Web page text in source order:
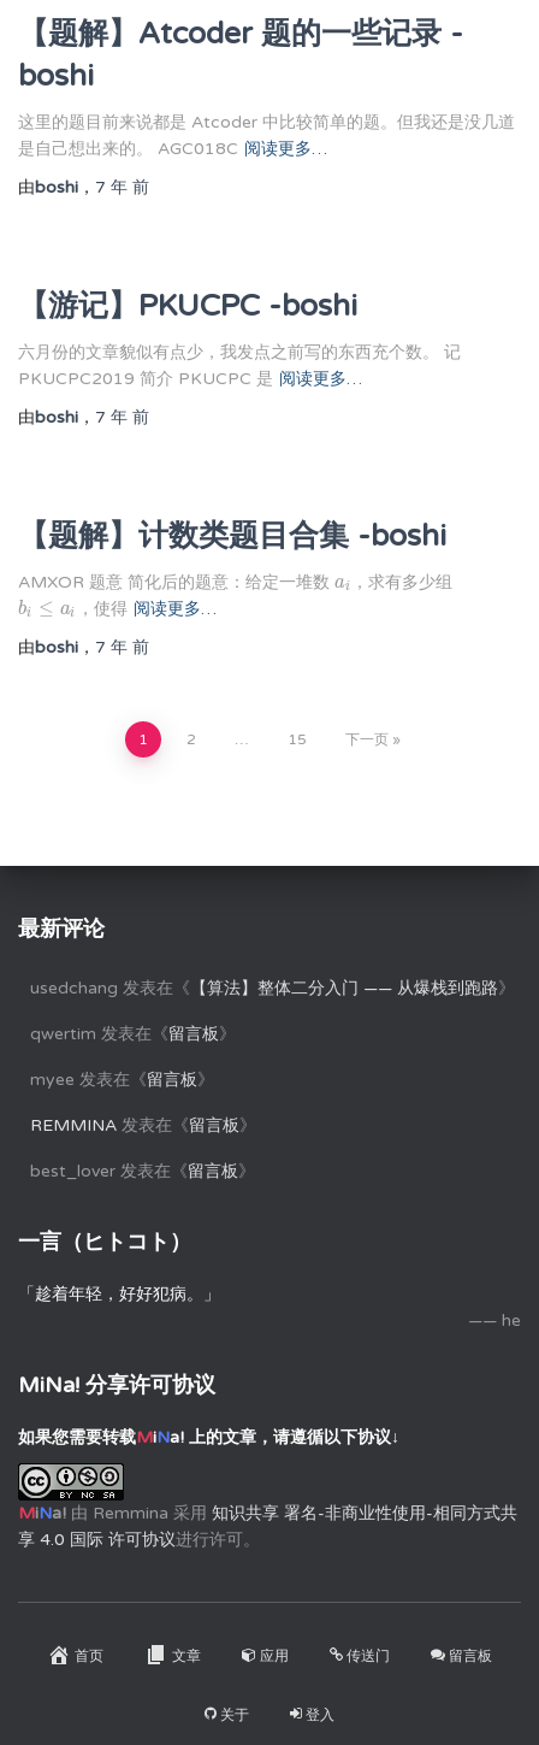
【题解】Atcoder 题的一些记录 -
boshi
这里的题目前来说都是 Atcoder 中比较简单的题。但我还是没几道
是自己想出来的。 AGC018C 阅读更多…
由boshi ， 7 年 前
【游记】PKUCPC -boshi
六月份的文章貌似有点少，我发点之前写的东西充个数。 记
PKUCPC2019 简介 PKUCPC 是 阅读更多…
由boshi ， 7 年 前
【题解】计数类题目合集 -boshi
AMXOR 题意 简化后的题意：给定一堆数 ai
ai ，求有多少组
bi ≤ ai
bi ≤a ，使得 阅读更多…
由boshi ， 7 年 前
分
页
1 2 … 15 下一页
最新评论
usedchang 发表在《 【算法】整体二分入门 —— 从爆栈到跑路》
qwertim 发表在《留言板》
myee 发表在《留言板》
REMMINA 发表在《留言板》
best_lover 发表在《留言板》
一言（ヒトコト）
「趁着年轻，好好犯病。」
—— he
MiNa! 分享许可协议
如果您需要转载MiNa! 上的文章，请遵循以下协议↓
MiNa! 由 Remmina 采用 知识共享 署名-非商业性使用-相同方式共
享 4.0 国际 许可协议进行许可。
首页 文章 应用 传送门 留言板
关于 登入